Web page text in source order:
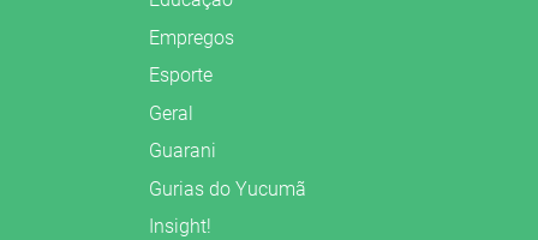
Empregos
Esporte
Geral
Guarani
Gurias do Yucumã
Insight!